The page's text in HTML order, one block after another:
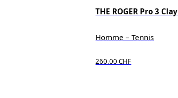
THE ROGER Pro 3 Clay
Homme – Tennis
260.00 CHF